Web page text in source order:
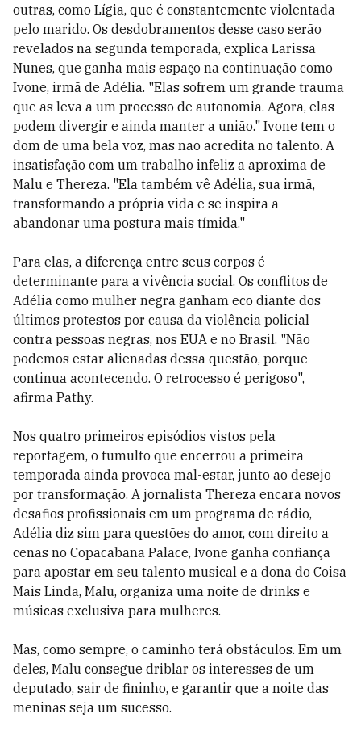
outras, como Lígia, que é constantemente violentada
pelo marido. Os desdobramentos desse caso serão
revelados na segunda temporada, explica Larissa
Nunes, que ganha mais espaço na continuação como
Ivone, irmã de Adélia. "Elas sofrem um grande trauma
que as leva a um processo de autonomia. Agora, elas
podem divergir e ainda manter a união." Ivone tem o
dom de uma bela voz, mas não acredita no talento. A
insatisfação com um trabalho infeliz a aproxima de
Malu e Thereza. "Ela também vê Adélia, sua irmã,
transformando a própria vida e se inspira a
abandonar uma postura mais tímida."
Para elas, a diferença entre seus corpos é
determinante para a vivência social. Os conflitos de
Adélia como mulher negra ganham eco diante dos
últimos protestos por causa da violência policial
contra pessoas negras, nos EUA e no Brasil. "Não
podemos estar alienadas dessa questão, porque
continua acontecendo. O retrocesso é perigoso",
afirma Pathy.
Nos quatro primeiros episódios vistos pela
reportagem, o tumulto que encerrou a primeira
temporada ainda provoca mal-estar, junto ao desejo
por transformação. A jornalista Thereza encara novos
desafios profissionais em um programa de rádio,
Adélia diz sim para questões do amor, com direito a
cenas no Copacabana Palace, Ivone ganha confiança
para apostar em seu talento musical e a dona do Coisa
Mais Linda, Malu, organiza uma noite de drinks e
músicas exclusiva para mulheres.
Mas, como sempre, o caminho terá obstáculos. Em um
deles, Malu consegue driblar os interesses de um
deputado, sair de fininho, e garantir que a noite das
meninas seja um sucesso.